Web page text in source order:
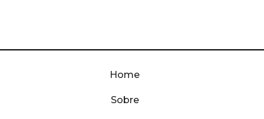
Home
Sobre